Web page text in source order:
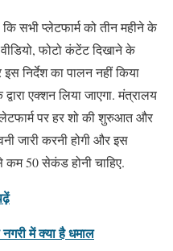
सभी प्लेटफार्म को तीन महीने के
फोटो कंटेंट दिखाने के
निर्देश का पालन नहीं किया
एक्शन लिया जाएगा. मंत्रालय
पर हर शो की शुरुआत और
जारी करनी होगी और इस
50 सेकंड होनी चाहिए.
में क्या है धमाल